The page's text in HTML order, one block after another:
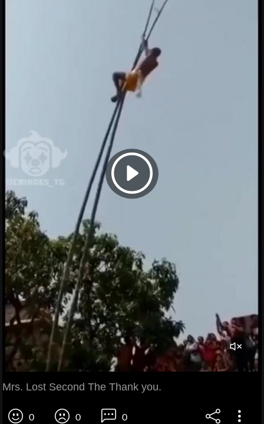
Mrs. Lost Second The Thank you.
0 0 0